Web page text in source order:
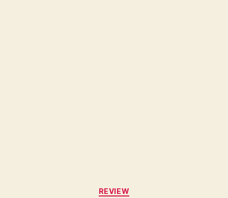
Categories
REVIEW